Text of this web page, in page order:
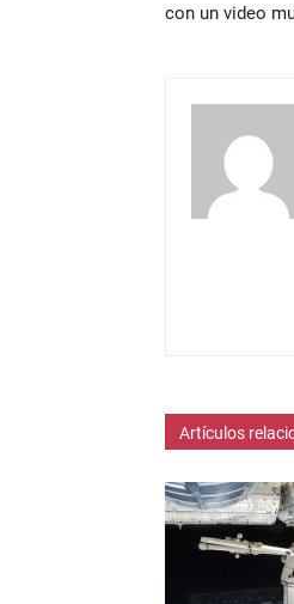
con un video
Artículos